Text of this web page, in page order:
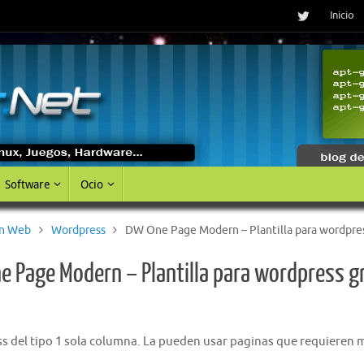
Inicio
Software Ocio
Web Wordpress DW One Page Modern – Plantilla para
Page Modern – Plantilla para wordpress
del tipo 1 sola columna. La pueden usar paginas que requieren